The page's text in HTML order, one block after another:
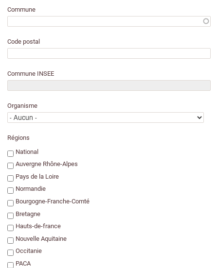
Commune
Code postal
Commune INSEE
Organisme
Régions
National
Auvergne Rhône-Alpes
Pays de la Loire
Normandie
Bourgogne-Franche-Comté
Bretagne
Hauts-de-france
Nouvelle Aquitaine
Occitanie
PACA